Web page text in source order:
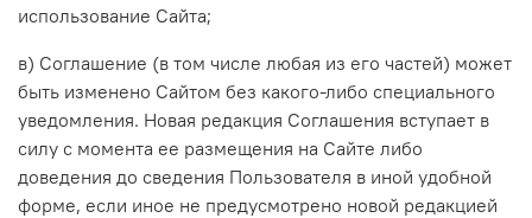
использование Сайта;
в) Соглашение (в том числе любая из его частей) может
быть изменено Сайтом без какого-либо специального
уведомления. Новая редакция Соглашения вступает в
силу с момента ее размещения на Сайте либо
доведения до сведения Пользователя в иной удобной
форме, если иное не предусмотрено новой редакцией